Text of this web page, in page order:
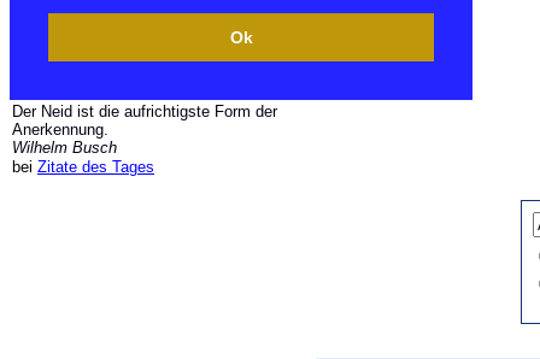
Ok
Der Neid ist die aufrichtigste Form der
Anerkennung.
Wilhelm Busch
bei Zitate des Tages